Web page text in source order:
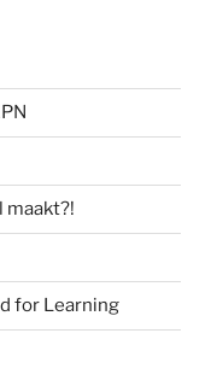
maakt?!
for Learning